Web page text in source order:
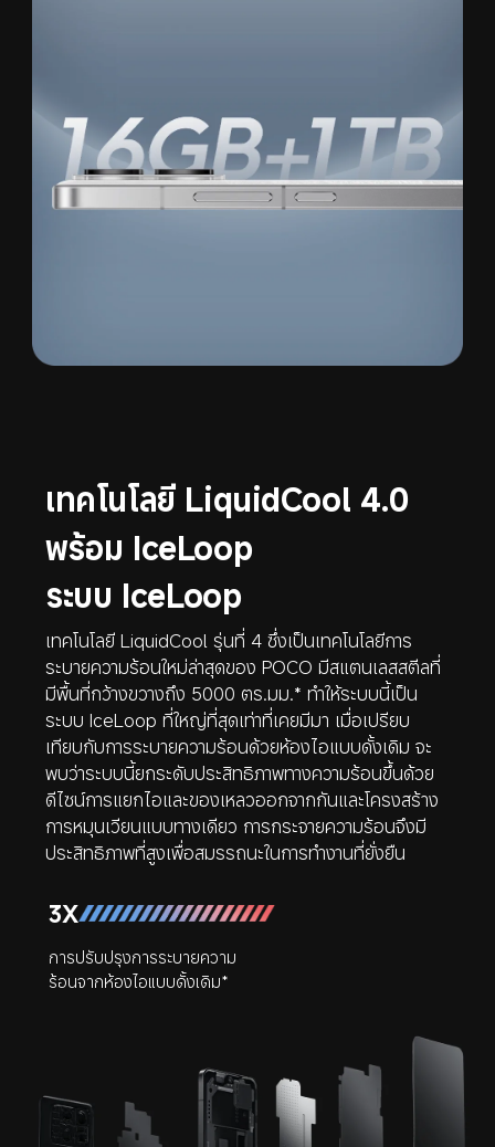
เทคโนโลยี LiquidCool 4.0
พร้อม IceLoop
ระบบ IceLoop
เทคโนโลยี LiquidCool รุ่นที่ 4 ซึ่งเป็นเทคโนโลยีการ
ระบายความร้อนใหม่ล่าสุดของ POCO มีสแตนเลสสตีลที่
มีพื้นที่กว้างขวางถึง 5000 ตร.มม.* ทำให้ระบบนี้เป็น
ระบบ IceLoop ที่ใหญ่ที่สุดเท่าที่เคยมีมา เมื่อเปรียบ
เทียบกับการระบายความร้อนด้วยห้องไอแบบดั้งเดิม จะ
พบว่าระบบนี้ยกระดับประสิทธิภาพทางความร้อนขึ้นด้วย
ดีไซน์การแยกไอและของเหลวออกจากกันและโครงสร้าง
การหมุนเวียนแบบทางเดียว การกระจายความร้อนจึงมี
ประสิทธิภาพที่สูงเพื่อสมรรถนะในการทำงานที่ยั่งยืน
3X
การปรับปรุงการระบายความ
ร้อนจากห้องไอแบบดั้งเดิม*